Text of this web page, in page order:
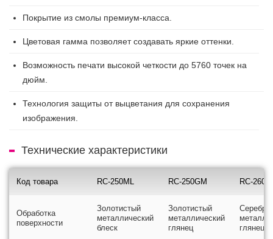
Покрытие из смолы премиум-класса.
Цветовая гамма позволяет создавать яркие оттенки.
Возможность печати высокой четкости до 5760 точек на
дюйм.
Технология защиты от выцветания для сохранения
изображения.
Технические характеристики
Код товара RC-250ML RC-250GM RC-
Обработка
поверхности
Золотистый
металлический
блеск
Золотистый
металлический
глянец
глянец